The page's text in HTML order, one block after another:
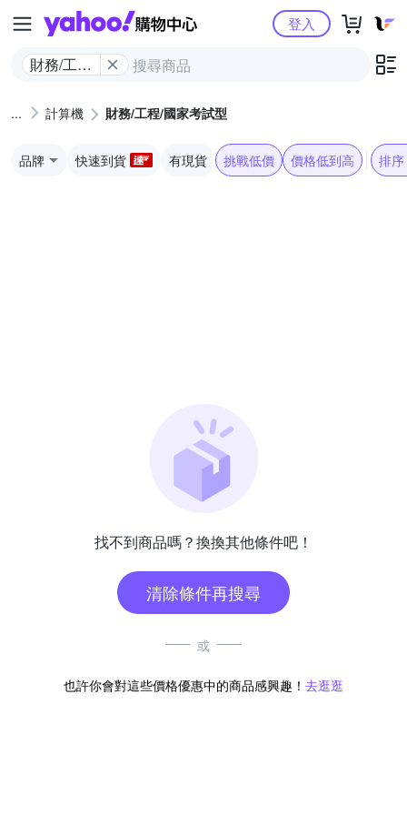
Yahoo購物中心
財務/工程/
型
登入
計算機 財務/工程/國家考試型
品牌 快速到貨 有現貨 挑戰低價 價格低到高 排序
找不到商品嗎？換換其他條件吧！
清除條件再搜尋
或
也許你會對這些價格優惠中的商品感興趣！ 去逛逛